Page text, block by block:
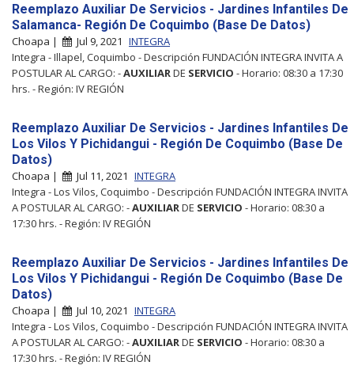
Reemplazo Auxiliar De Servicios - Jardines Infantiles De
Salamanca- Región De Coquimbo (Base De Datos)
Choapa | Jul 9, 2021 INTEGRA
Integra - Illapel, Coquimbo - Descripción FUNDACIÓN INTEGRA INVITA A
POSTULAR AL CARGO: -AUXILIAR DE SERVICIO - Horario: 08:30 a 17:30
hrs. - Región: IV REGIÓN
Reemplazo Auxiliar De Servicios - Jardines Infantiles De
Los Vilos Y Pichidangui - Región De Coquimbo (Base De
Datos)
Choapa | Jul 11, 2021 INTEGRA
Integra - Los Vilos, Coquimbo - Descripción FUNDACIÓN INTEGRA INVITA
A POSTULAR AL CARGO: -AUXILIAR DE SERVICIO - Horario: 08:30 a
17:30 hrs. - Región: IV REGIÓN
Reemplazo Auxiliar De Servicios - Jardines Infantiles De
Los Vilos Y Pichidangui - Región De Coquimbo (Base De
Datos)
Choapa | Jul 10, 2021 INTEGRA
Integra - Los Vilos, Coquimbo - Descripción FUNDACIÓN INTEGRA INVITA
A POSTULAR AL CARGO: -AUXILIAR DE SERVICIO - Horario: 08:30 a
17:30 hrs. - Región: IV REGIÓN